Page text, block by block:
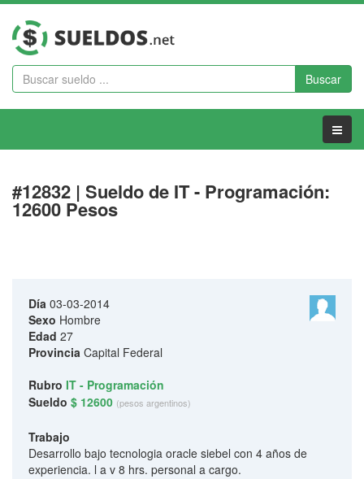
Buscar
Menu
#12832 | Sueldo de IT - Programación:
12600 Pesos
Día 03-03-2014
Sexo Hombre
Edad 27
Provincia Capital Federal
Rubro IT - Programación
Sueldo $ 12600 (pesos argentinos)
Trabajo
Desarrollo bajo tecnologia oracle siebel con 4 años de
experiencia. l a v 8 hrs. personal a cargo.